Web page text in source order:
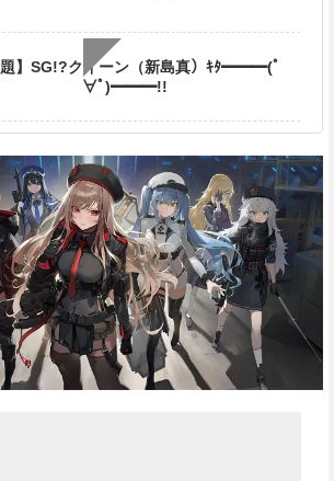
題】SG!?クイーン（新島真）ｷﾀ━━━(ﾟ
∀ﾟ)━━━!!